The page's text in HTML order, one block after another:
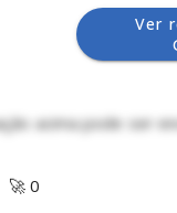
acima pode ser
Ver
🚀 0